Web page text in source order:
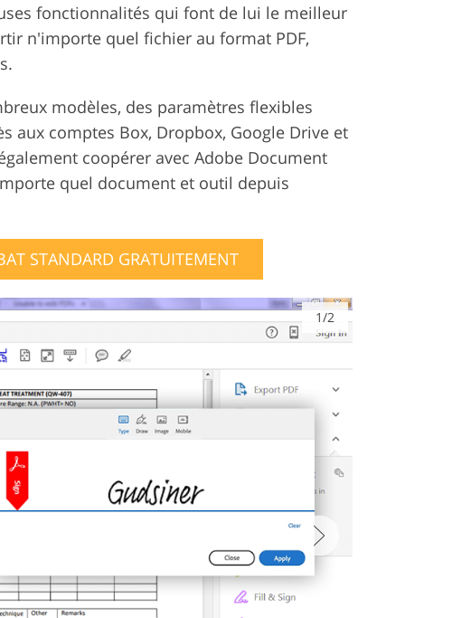
fonctionnalités qui font de lui le meilleur
n'importe quel fichier au format PDF,
modèles, des paramètres flexibles
aux comptes Box, Dropbox, Google Drive et
coopérer avec Adobe Document
quel document et outil depuis
STANDARD GRATUITEMENT
1/2